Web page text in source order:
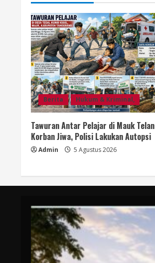
Berita Hukum & Kriminal,
Tawuran Antar Pelajar di Mauk Telan
Korban Jiwa, Polisi Lakukan Autopsi
Admin 5 Agustus 2026